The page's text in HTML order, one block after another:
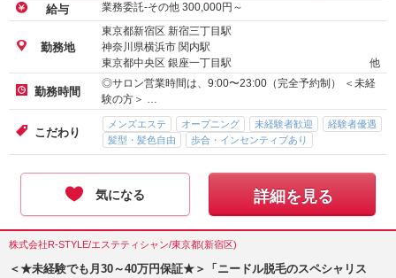
給与 業務委託-その他 300,000円～
勤務地
東京都新宿区 新宿三丁目駅
神奈川県横浜市 関内駅
東京都中央区 銀座一丁目駅
他
勤務時間
◎サロン営業時間は、9:00〜23:00（完全予約制） ＜未経
験の方＞ …
こだわり
メンズエステ オープニング 未経験者歓迎
経験者優遇
髪型・髪色自由
歩合・インセンティブあり
気になる 詳細を見る
株式会社R-STYLE/エステティシャン/東京都(新宿区)
＜★未経験でも月30～40万円保証★＞「ニードル脱毛のスペシャリス